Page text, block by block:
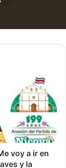
voy a ir en
y la